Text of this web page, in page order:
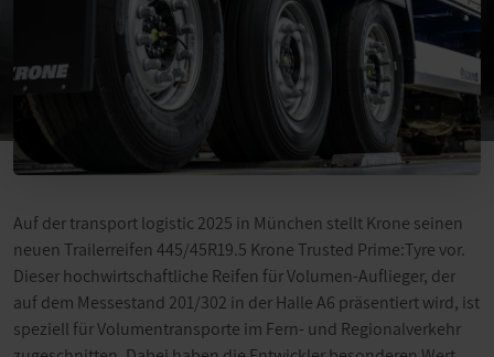
Auf der transport logistic 2025 in München stellt Krone seinen
neuen Trailerreifen 445/45R19.5 Krone Trusted Prime:Tyre vor.
Dieser hochwirtschaftliche Reifen für Volumen-Auflieger, der
auf dem Messestand 201/302 in der Halle A6 präsentiert wird, ist
speziell für Volumentransporte im Fern- und Regionalverkehr